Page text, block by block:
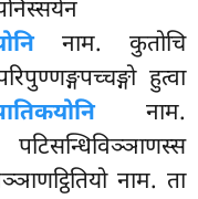
नाम. कुतोचि
हुत्वा
नाम.
पटिसन्धिविञ्ञाणस्स
नाम. ता